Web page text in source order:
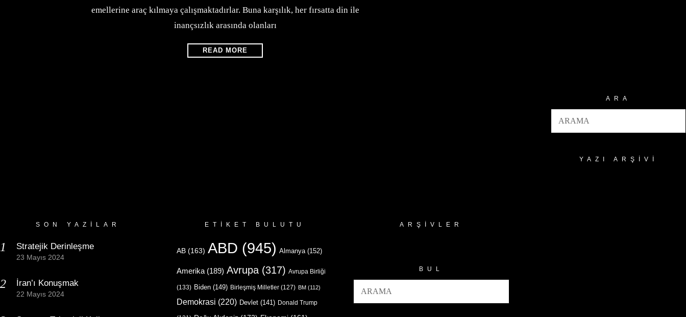
emellerine araç kılmaya çalışmaktadırlar. Buna karşılık, her fırsatta din ile
inançsızlık arasında olanları
READ MORE
ARA
YAZI ARŞIVI
SON YAZILAR
Stratejik Derinleşme
23 Mayıs 2024
İran’ı Konuşmak
22 Mayıs 2024
ETIKET BULUTU
AB (163) ABD (945) Almanya (152)
Amerika (189) Avrupa (317) Avrupa Birliği
(133) Biden (149) Birleşmiş Milletler (127) BM (112)
Demokrasi (220) Devlet (141) Donald Trump
ARŞIVLER
BUL